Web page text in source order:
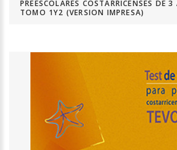
PREESCOLARES COSTARRICENSES DE
TOMO 1Y2 (VERSION IMPRESA)